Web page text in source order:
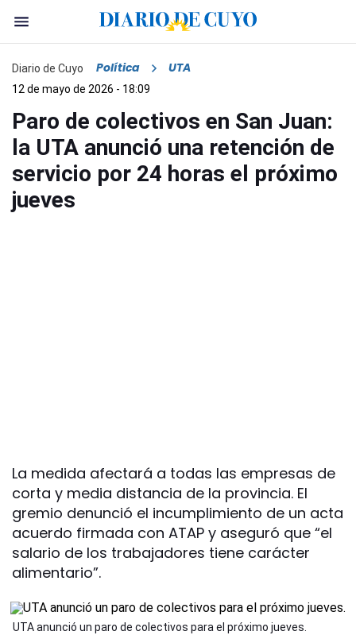
Diario de Cuyo Política UTA
12 de mayo de 2026 - 18:09
Paro de colectivos en San Juan:
la UTA anunció una retención de
servicio por 24 horas el próximo
jueves
La medida afectará a todas las empresas de
corta y media distancia de la provincia. El
gremio denunció el incumplimiento de un acta
acuerdo firmada con ATAP y aseguró que “el
salario de los trabajadores tiene carácter
alimentario”.
UTA anunció un paro de colectivos para el próximo jueves.